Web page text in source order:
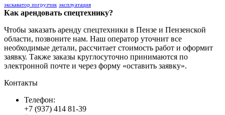
экскаватор погрузчик эксплуатация
Как арендовать спецтехнику?
Чтобы заказать аренду спецтехники в Пензе и Пензенской
области, позвоните нам. Наш оператор уточнит все
необходимые детали, рассчитает стоимость работ и оформит
заявку. Также заказы круглосуточно принимаются по
электронной почте и через форму «оставить заявку».
Контакты
Телефон:
+7 (937) 414 81-39